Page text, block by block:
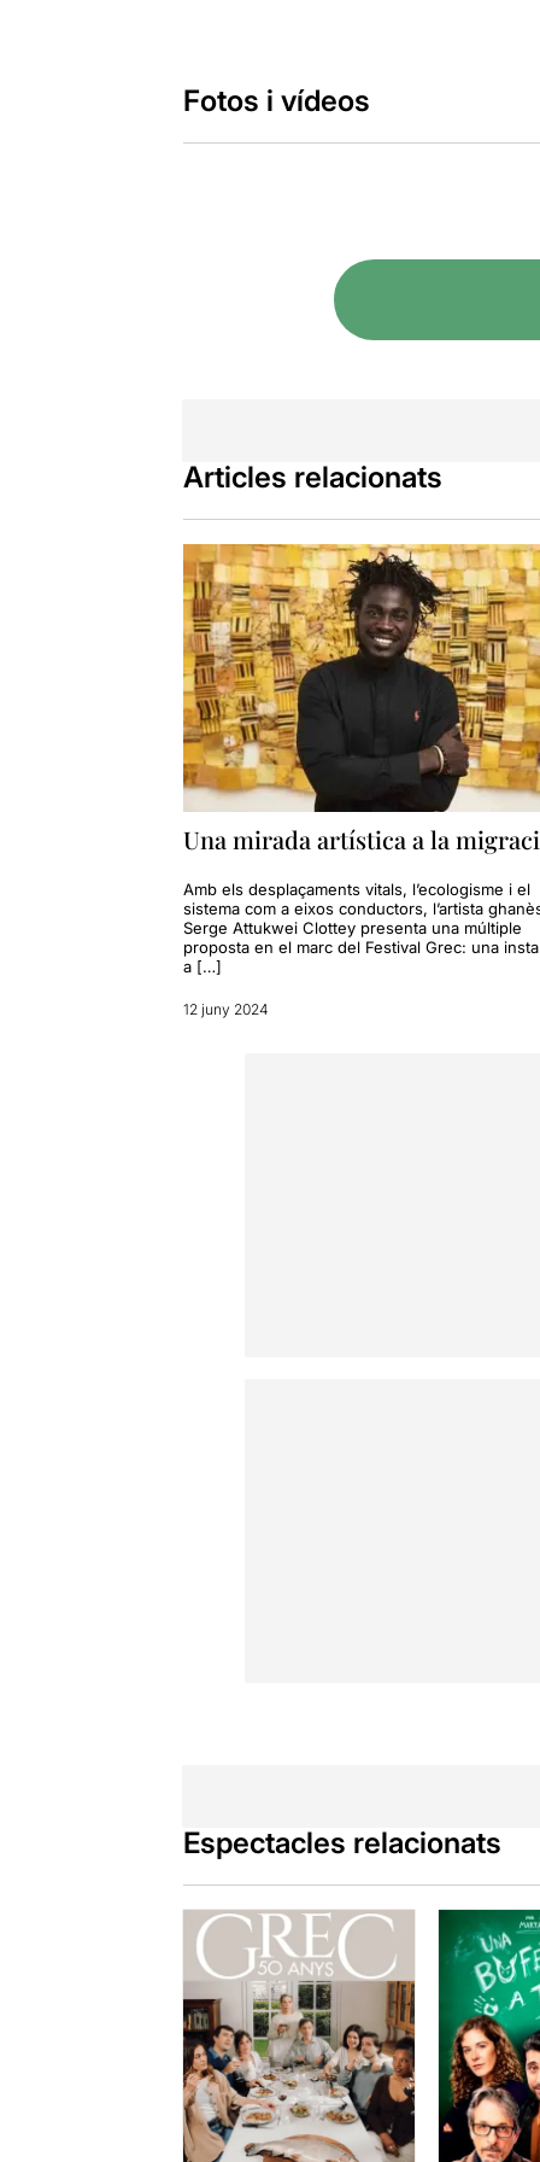
Fotos i vídeos
Articles relacionats
Una mirada artística a la
Amb els desplaçaments vitals, l’ecologisme i el
sistema com a eixos conductors, l’artista
Serge Attukwei Clottey presenta una múltiple
proposta en el marc del Festival Grec: una
a […]
12 juny 2024
Espectacles relacionats